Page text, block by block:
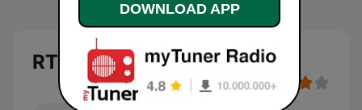
RTS Option Musique
DOWNLOAD APP